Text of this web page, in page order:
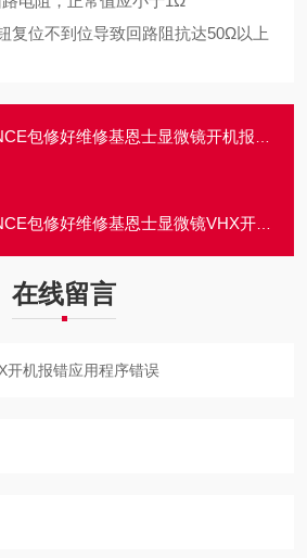
复位不到位导致回路阻抗达50Ω以上
修好维修基恩士显微镜开机报错常见故障修理方法
包修好维修基恩士显微镜VHX开机报错开不了机
在线留言